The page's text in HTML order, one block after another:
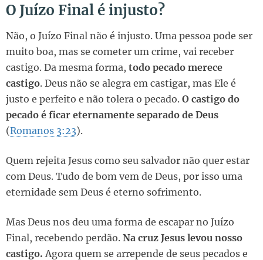
O Juízo Final é injusto?
Não, o Juízo Final não é injusto. Uma pessoa pode ser
muito boa, mas se cometer um crime, vai receber
castigo. Da mesma forma, todo pecado merece
castigo. Deus não se alegra em castigar, mas Ele é
justo e perfeito e não tolera o pecado. O castigo do
pecado é ficar eternamente separado de Deus
(Romanos 3:23).
Quem rejeita Jesus como seu salvador não quer estar
com Deus. Tudo de bom vem de Deus, por isso uma
eternidade sem Deus é eterno sofrimento.
Mas Deus nos deu uma forma de escapar no Juízo
Final, recebendo perdão. Na cruz Jesus levou nosso
castigo. Agora quem se arrepende de seus pecados e